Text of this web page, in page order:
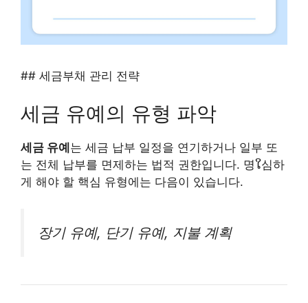
## 세금부채 관리 전략
세금 유예의 유형 파악
세금 유예 는 세금 납부 일정을 연기하거나 일부 또
는 전체 납부를 면제하는 법적 권한입니다. 명ໃ심하
게 해야 할 핵심 유형에는 다음이 있습니다.
장기 유예, 단기 유예, 지불 계획